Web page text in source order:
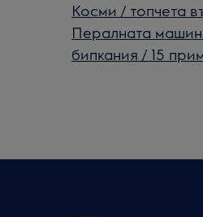
Косми / топчета
Пералната
бипкания / 15